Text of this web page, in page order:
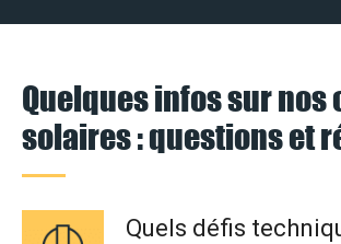
Quelques infos sur
solaires : questions et
Quels défis